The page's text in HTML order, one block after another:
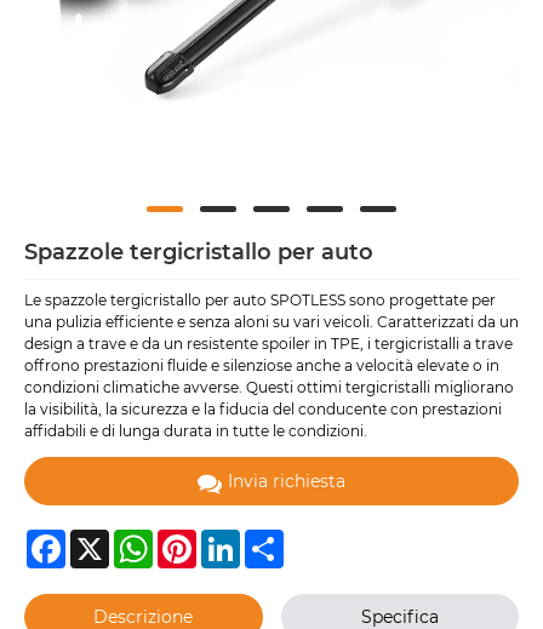
Spazzole tergicristallo per auto
Le spazzole tergicristallo per auto SPOTLESS sono progettate per
una pulizia efficiente e senza aloni su vari veicoli. Caratterizzati da un
design a trave e da un resistente spoiler in TPE, i tergicristalli a trave
offrono prestazioni fluide e silenziose anche a velocità elevate o in
condizioni climatiche avverse. Questi ottimi tergicristalli migliorano
la visibilità, la sicurezza e la fiducia del conducente con prestazioni
affidabili e di lunga durata in tutte le condizioni.
Invia richiesta
Facebook
X WhatsAppPinterestLinkedIn
Descrizione Specifica